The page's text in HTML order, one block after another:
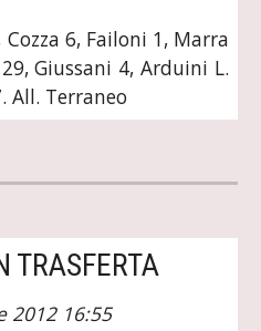
6, Failoni 1, Marra
Giussani 4, Arduini L.
All. Terraneo
TRASFERTA
2012 16:55